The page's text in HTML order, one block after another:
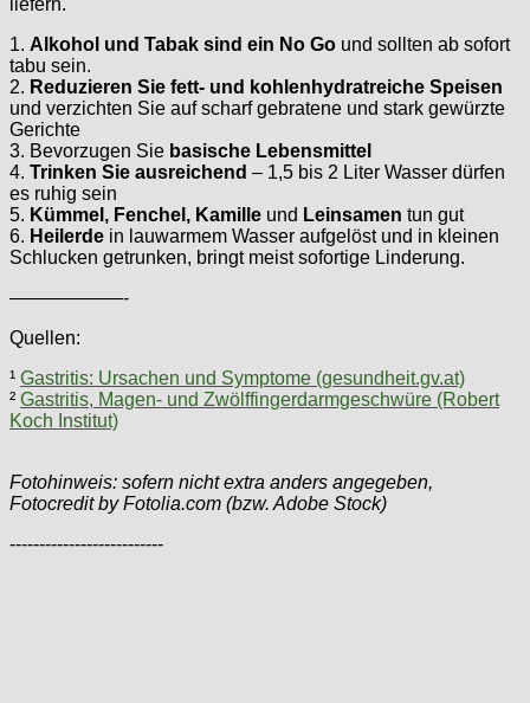
liefern.
1. Alkohol und Tabak sind ein No Go und sollten ab sofort
tabu sein.
2. Reduzieren Sie fett- und kohlenhydratreiche Speisen
und verzichten Sie auf scharf gebratene und stark gewürzte
Gerichte
3. Bevorzugen Sie basische Lebensmittel
4. Trinken Sie ausreichend – 1,5 bis 2 Liter Wasser dürfen
es ruhig sein
5. Kümmel, Fenchel, Kamille und Leinsamen tun gut
6. Heilerde in lauwarmem Wasser aufgelöst und in kleinen
Schlucken getrunken, bringt meist sofortige Linderung.
——————-
Quellen:
¹ Gastritis: Ursachen und Symptome (gesundheit.gv.at)
² Gastritis, Magen- und Zwölffingerdarmgeschwüre (Robert
Koch Institut)
Fotohinweis: sofern nicht extra anders angegeben,
Fotocredit by Fotolia.com (bzw. Adobe Stock)
--------------------------